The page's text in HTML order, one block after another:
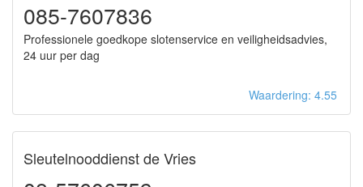
085-7607836
Professionele goedkope slotenservice en veiligheidsadvies,
24 uur per dag
Waardering: 4.55
Sleutelnooddienst de Vries